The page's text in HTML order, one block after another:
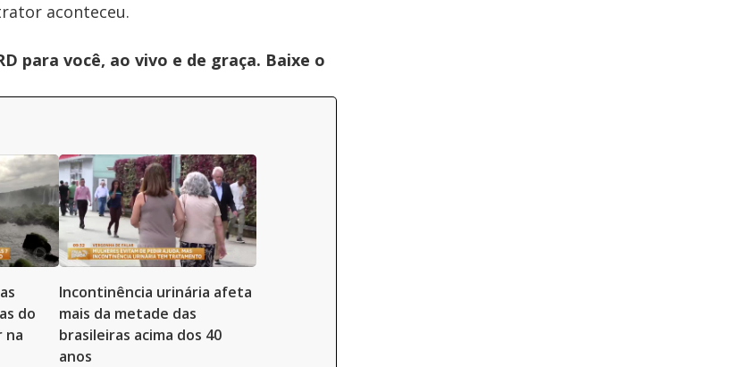
aconteceu.
para você, ao vivo e de graça. Baixe o
do
na
Incontinência urinária afeta
mais da metade das
brasileiras acima dos 40
anos